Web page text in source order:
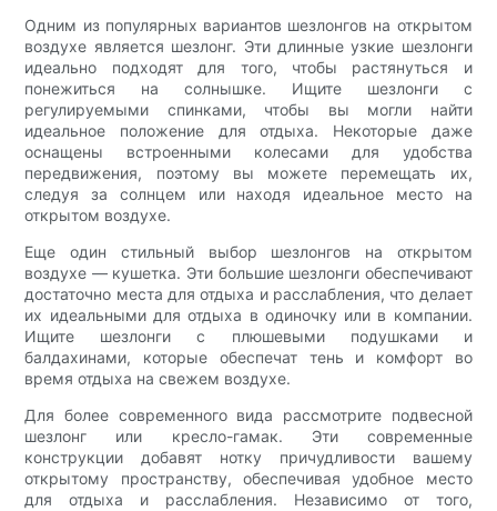
Одним из популярных вариантов шезлонгов на открытом
воздухе является шезлонг. Эти длинные узкие шезлонги
идеально подходят для того, чтобы растянуться и
понежиться на солнышке. Ищите шезлонги с
регулируемыми спинками, чтобы вы могли найти
идеальное положение для отдыха. Некоторые даже
оснащены встроенными колесами для удобства
передвижения, поэтому вы можете перемещать их,
следуя за солнцем или находя идеальное место на
открытом воздухе.
Еще один стильный выбор шезлонгов на открытом
воздухе — кушетка. Эти большие шезлонги обеспечивают
достаточно места для отдыха и расслабления, что делает
их идеальными для отдыха в одиночку или в компании.
Ищите шезлонги с плюшевыми подушками и
балдахинами, которые обеспечат тень и комфорт во
время отдыха на свежем воздухе.
Для более современного вида рассмотрите подвесной
шезлонг или кресло-гамак. Эти современные
конструкции добавят нотку причудливости вашему
открытому пространству, обеспечивая удобное место
для отдыха и расслабления. Независимо от того,